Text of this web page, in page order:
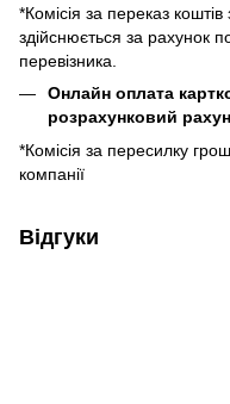
*Комісія за переказ
здійснюється за рахунок
перевізника.
Онлайн оплата
розрахунковий
*Комісія за пересилку
компанії
Відгуки